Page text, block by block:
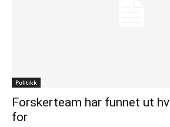
Politikk
Forskerteam har funnet ut
for